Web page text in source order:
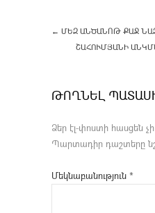
← ՄԵԶ ԱՆԾԱՆՈԹ ՔԱՋ
ՇԱՀՈՒՄՅԱՆԻ
ԹՈՂՆԵԼ
Ձեր էլ-փոստի հասցեն
Պարտադիր դաշտերը
Մեկնաբանություն *